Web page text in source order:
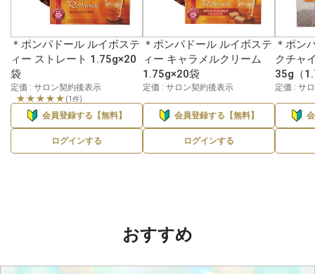
＊ポンパドール ルイボステ
ィー ストレート 1.75g×20
袋
定価 : サロン契約後表示
★★★★★ (1件)
会員登録する【無料】
ログインする
＊ポンパドール ルイボステ
ィー キャラメルクリーム
1.75g×20袋
定価 : サロン契約後表示
会員登録する【無料】
ログインする
＊ポン
クチャ
35g（
定価 : サ
おすすめ